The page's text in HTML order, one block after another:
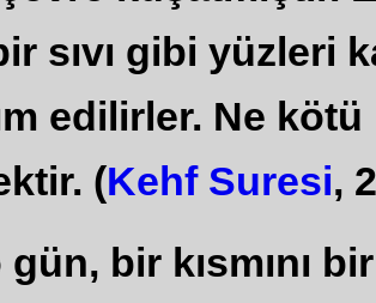
sıvı gibi yüzleri
edilirler. Ne
(Kehf Suresi,
bir kısmını